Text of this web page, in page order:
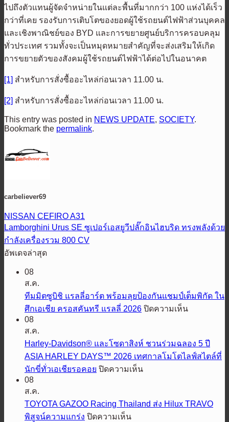
ไปถึงตัวแทนผู้จัดจำหน่ายในแต่ละพื้นที่มากกว่า 100 แห่งได้เร็ว
กว่าที่เคย รองรับการเติบโตของยอดผู้ใช้รถยนต์ไฟฟ้าส่วนบุคคล
และเชิงพาณิชย์ของ BYD และการขยายศูนย์บริการครอบคลุม
ทั่วประเทศ รวมทั้งจะเป็นหมุดหมายสำคัญที่จะส่งเสริมให้เกิด
การขยายตัวของสังคมผู้ใช้รถยนต์ไฟฟ้าได้ต่อไปในอนาคต
[1] สำหรับการสั่งซื้ออะไหล่ก่อนเวลา 11.00 น.
[2] สำหรับการสั่งซื้ออะไหล่ก่อนเวลา 11.00 น.
This entry was posted in NEWS UPDATE, SOCIETY.
Bookmark the permalink.
carbeliever69
NISSAN CEFIRO A31
Lamborghini Urus SE ซูเปอร์เอสยูวีปลั๊กอินไฮบริด ทรงพลังด้วย
กำลังเครื่องรวม 800 CV
อัพเดจล่าสุด
08
ส.ค.
ทีมมิตซูบิชิ แรลลี่อาร์ต พร้อมลุยป้องกันแชมป์เต็มพิกัด ใน
ศึกเอเชีย ครอสคันทรี แรลลี่ 2026 ปิดความเห็นบน
ซู
บิชิ
ลุย
08
ส.ค.
Harley-Davidson® และโซดาสิงห์ ชวนร่วมฉลอง 5 ปี
ASIA HARLEY DAYS™ 2026 เทศกาลโมโตไลฟ์สไตล์ที่
นักขี่ทั่วเอเชียรอคอย ปิดความเห็นบน
และ
08
ส.ค.
TOYOTA GAZOO Racing Thailand ส่ง Hilux TRAVO
พิสูจน์ความแกร่ง ปิดความเห็นบน